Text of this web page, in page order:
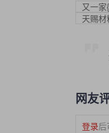
又一
天赐
网友
登录后